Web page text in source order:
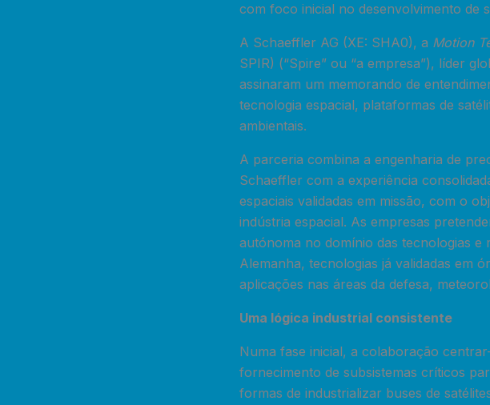
com foco inicial no desenvolvimento de
A Schaeffler AG (XE: SHA0), a Motion
SPIR) (“Spire” ou “a empresa”), líder
assinaram um memorando de
tecnologia espacial, plataformas de
ambientais.
A parceria combina a engenharia de
Schaeffler com a experiência
espaciais validadas em missão, com o
indústria espacial. As empresas
autónoma no domínio das tecnologias e
Alemanha, tecnologias já validadas em
aplicações nas áreas da defesa,
Uma lógica industrial consistente
Numa fase inicial, a colaboração
fornecimento de subsistemas críticos
formas de industrializar buses de